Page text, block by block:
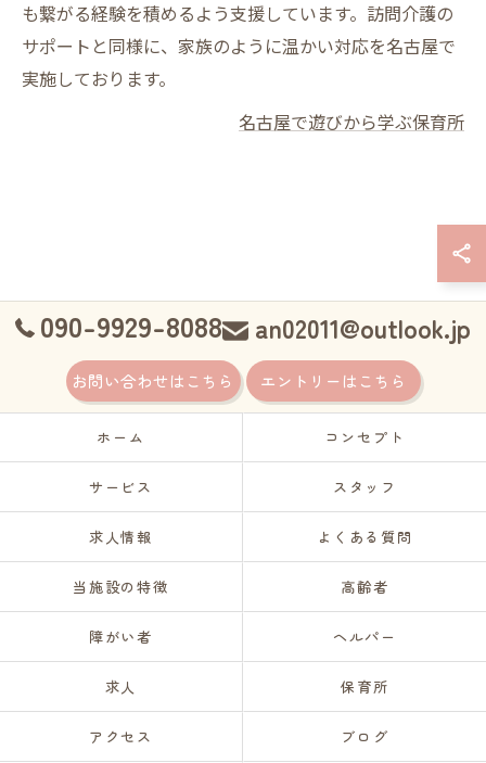
も繋がる経験を積めるよう支援しています。訪問介護の
サポートと同様に、家族のように温かい対応を名古屋で
実施しております。
名古屋で遊びから学ぶ保育所
090-9929-8088 an02011@outlook.jp
お問い合わせはこちら エントリーはこちら
ホーム コンセプト
サービス スタッフ
求人情報 よくある質問
当施設の特徴 高齢者
障がい者 ヘルパー
求人 保育所
アクセス ブログ